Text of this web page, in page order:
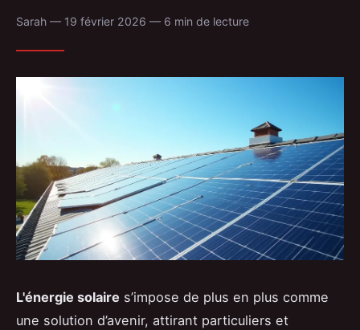
Sarah — 19 février 2026 — 6 min de lecture
L'énergie solaire s’impose de plus en plus comme
une solution d’avenir, attirant particuliers et